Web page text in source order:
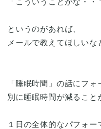
というのがあれば、
メールで教えてほしいな
「睡眠時間」の話にフォ
別に睡眠時間が減ること
１日の全体的なパフォー